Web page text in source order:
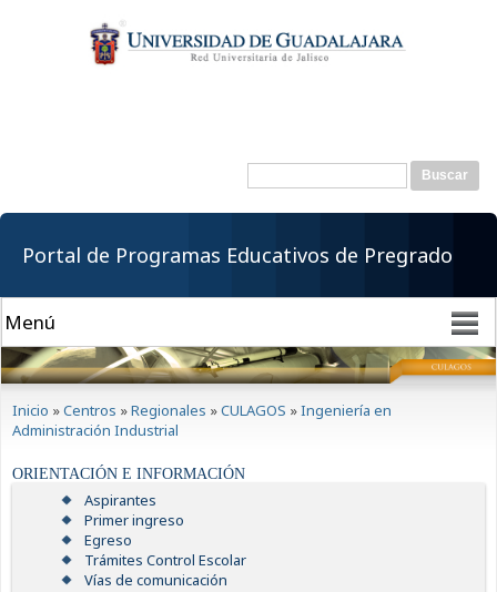
contenido
principal
Formulario de
Buscar
Portal de Programas Educativos de Pregrado
Inicio »Centros »Regionales »CULAGOS »Ingeniería en
Administración Industrial
ORIENTACIÓN E INFORMACIÓN
Aspirantes
Primer ingreso
Egreso
Trámites Control Escolar
Vías de comunicación